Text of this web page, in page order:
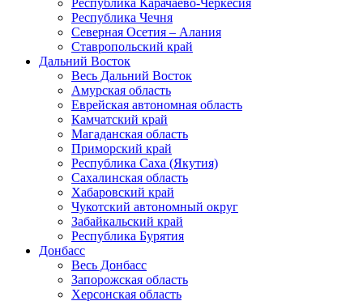
Республика Карачаево-Черкесия
Республика Чечня
Северная Осетия – Алания
Ставропольский край
Дальний Восток
Весь Дальний Восток
Амурская область
Еврейская автономная область
Камчатский край
Магаданская область
Приморский край
Республика Саха (Якутия)
Сахалинская область
Хабаровский край
Чукотский автономный округ
Забайкальский край
Республика Бурятия
Донбасс
Весь Донбасс
Запорожская область
Херсонская область